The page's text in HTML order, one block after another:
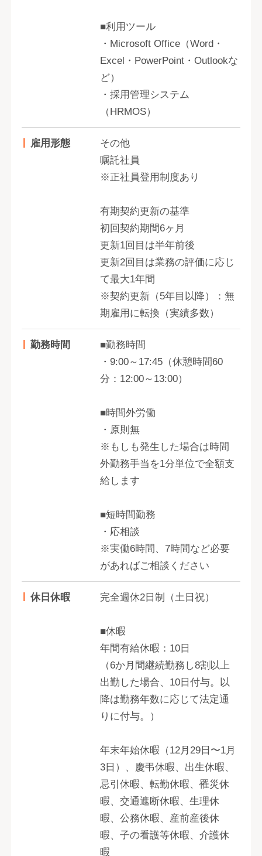
■利用ツール
・Microsoft Office（Word・
Excel・PowerPoint・Outlookな
ど）
・採用管理システム
（HRMOS）
雇用形態
その他
嘱託社員
※正社員登用制度あり
有期契約更新の基準
初回契約期間6ヶ月
更新1回目は半年前後
更新2回目は業務の評価に応じ
て最大1年間
※契約更新（5年目以降）：無
期雇用に転換（実績多数）
勤務時間
■勤務時間
・9:00～17:45（休憩時間60
分：12:00～13:00）
■時間外労働
・原則無
※もしも発生した場合は時間
外勤務手当を1分単位で全額支
給します
■短時間勤務
・応相談
※実働6時間、7時間など必要
があればご相談ください
休日休暇 完全週休2日制（土日祝）
■休暇
年間有給休暇：10日
（6か月間継続勤務し8割以上
出勤した場合、10日付与。以
降は勤務年数に応じて法定通
りに付与。）
年末年始休暇（12月29日〜1月
3日）、慶弔休暇、出生休暇、
忌引休暇、転勤休暇、罹災休
暇、交通遮断休暇、生理休
暇、公務休暇、産前産後休
暇、子の看護等休暇、介護休
暇